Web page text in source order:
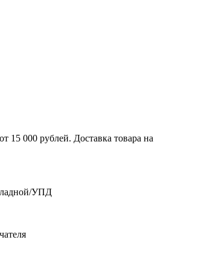
15 000 рублей. Доставка товара на
УПД